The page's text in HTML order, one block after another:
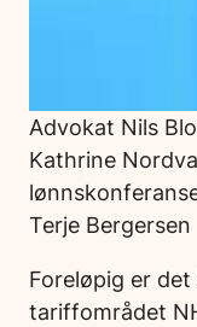
Advokat Nils
Kathrine
Terje Bergersen
Foreløpig er
tariffområdet